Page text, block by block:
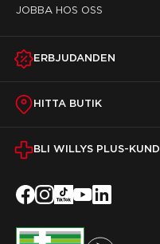
JOBBA HOS OSS
ERBJUDANDEN
HITTA BUTIK
BLI WILLYS PLUS-KUND